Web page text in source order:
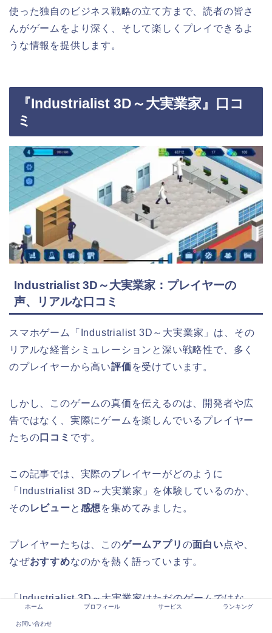
使った独自のビジネス戦略の立て方まで、読者の皆さ
んがゲームをより深く、そして楽しくプレイできるよ
うな情報を提供します。
『Industrialist 3D～大実業家』口コ
ミ
Industrialist 3D～大実業家：プレイヤーの
声、リアルな口コミ
スマホゲーム「Industrialist 3D～大実業家」は、その
リアルな経営シミュレーションと深い戦略性で、多く
のプレイヤーから高い評価 を受けています。
しかし、このゲームの真価を伝えるのは、開発者や広
告ではなく、実際にゲームを楽しんでいるプレイヤー
たちの口コミ です。
この記事では、実際のプレイヤーがどのように
「Industrialist 3D～大実業家」を体験しているのか、
そのレビューと 感想を集めてみました。
プレイヤーたちは、このゲームアプリ の面白い点や、
なぜおすすめなのかを熱く語っています。
「Industrialist 3D～大実業家はただのゲームではな
ホーム プロフィール サービス ランキング
お問い合わせ